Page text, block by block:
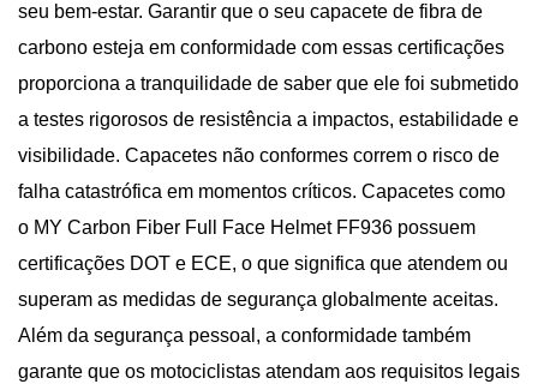
seu bem-estar. Garantir que o seu capacete de fibra de
carbono esteja em conformidade com essas certificações
proporciona a tranquilidade de saber que ele foi submetido
a testes rigorosos de resistência a impactos, estabilidade e
visibilidade. Capacetes não conformes correm o risco de
falha catastrófica em momentos críticos. Capacetes como
o MY Carbon Fiber Full Face Helmet FF936 possuem
certificações DOT e ECE, o que significa que atendem ou
superam as medidas de segurança globalmente aceitas.
Além da segurança pessoal, a conformidade também
garante que os motociclistas atendam aos requisitos legais